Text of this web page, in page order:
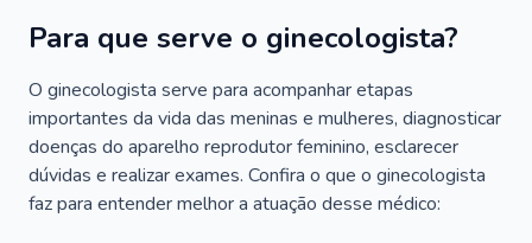
Para que serve o ginecologista?
O ginecologista serve para acompanhar etapas
importantes da vida das meninas e mulheres, diagnosticar
doenças do aparelho reprodutor feminino, esclarecer
dúvidas e realizar exames. Confira o que o ginecologista
faz para entender melhor a atuação desse médico: